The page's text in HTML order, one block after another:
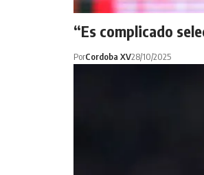
“Es complicado
PorCordoba XV28/10/2025